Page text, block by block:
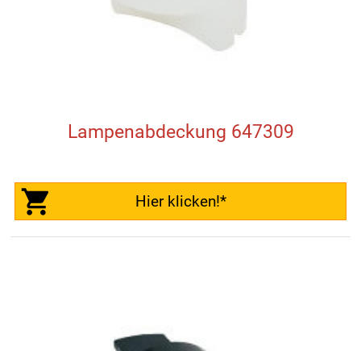
Lampenabdeckung 647309
Hier klicken!*